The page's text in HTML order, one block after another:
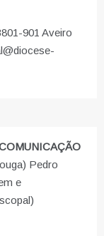
901 Aveiro
Pedro
e